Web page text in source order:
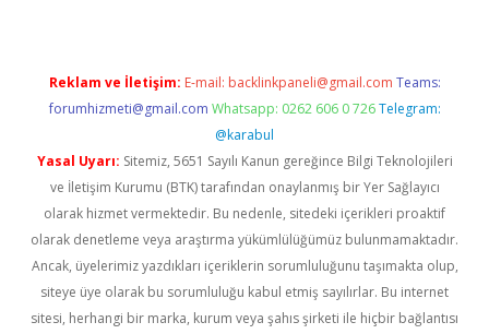
Reklam ve İletişim: E-mail: backlinkpaneli@gmail.com Teams:
forumhizmeti@gmail.com Whatsapp: 0262 606 0 726 Telegram:
@karabul
Yasal Uyarı: Sitemiz, 5651 Sayılı Kanun gereğince Bilgi Teknolojileri
ve İletişim Kurumu (BTK) tarafından onaylanmış bir Yer Sağlayıcı
olarak hizmet vermektedir. Bu nedenle, sitedeki içerikleri proaktif
olarak denetleme veya araştırma yükümlülüğümüz bulunmamaktadır.
Ancak, üyelerimiz yazdıkları içeriklerin sorumluluğunu taşımakta olup,
siteye üye olarak bu sorumluluğu kabul etmiş sayılırlar. Bu internet
sitesi, herhangi bir marka, kurum veya şahıs şirketi ile hiçbir bağlantısı